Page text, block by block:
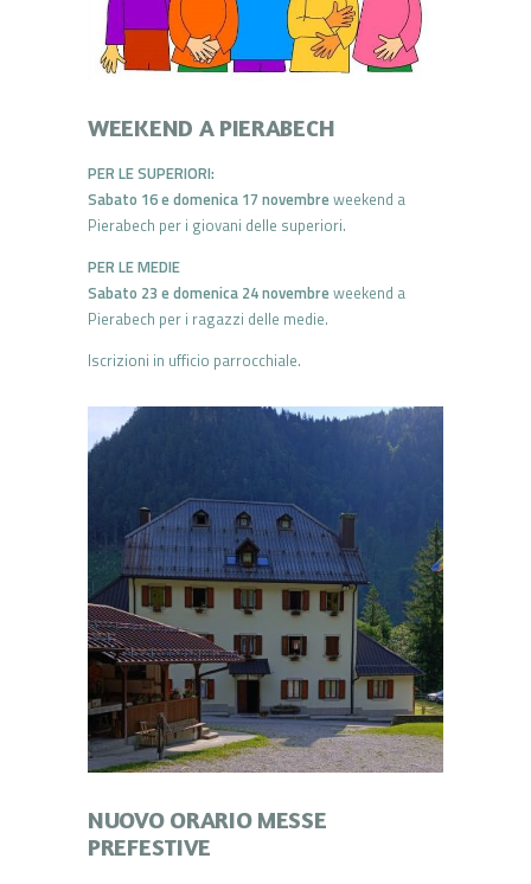
WEEKEND A PIERABECH
PER LE SUPERIORI:
Sabato 16 e domenica 17 novembreweekend a
Pierabech per i giovani delle superiori.
PER LE MEDIE
Sabato 23 e domenica 24 novembreweekend a
Pierabech per i ragazzi delle medie.
Iscrizioni in ufficio parrocchiale.
NUOVO ORARIO MESSE
PREFESTIVE